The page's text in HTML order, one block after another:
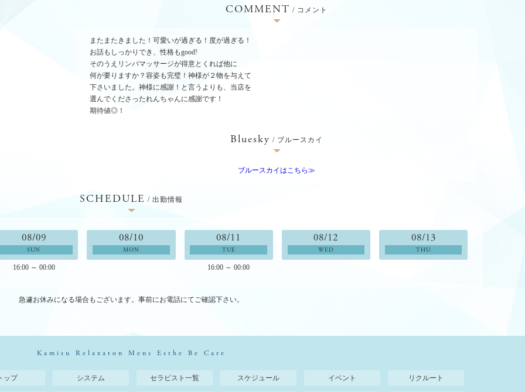
COMMENT / コメント
またまたきました！可愛いが過ぎる！度が過ぎる！
お話もしっかりでき、性格もgood!
そのうえリンパマッサージが得意とくれば他に
何が要りますか？容姿も完璧！神様が２物を与えて
下さいました。神様に感謝！と言うよりも、当店を
選んでくださったれんちゃんに感謝です！
期待値◎！
Bluesky / ブルースカイ
ブルースカイはこちら≫
SCHEDULE / 出勤情報
08/09
SUN
16:00 ～ 00:00
08/10
MON
08/11
TUE
16:00 ～ 00:00
08/12
WED
08/13
THU
急遽お休みになる場合もございます。 事前にお電話にてご確認下さい。
Kamisu Relaxaton Mens Esthe Be Care
ップ システム セラピスト一覧 スケジュール イベント リクルート